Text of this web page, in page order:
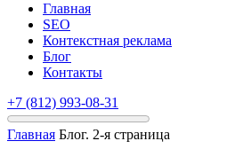
Главная
SEO
Контекстная реклама
Блог
Контакты
+7 (812) 993-08-31
Главная Блог. 2-я страница